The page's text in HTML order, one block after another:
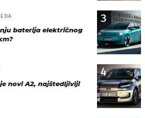
3
baterija električnog
4
novi A2, najštedljiviji